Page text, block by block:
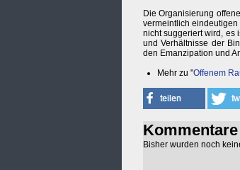
Die Organisierung
vermeintlich
nicht suggeriert wird, es
und Verhältnisse der
den Emanzipation und
Mehr zu "Offenem
Kommentare
Bisher wurden noch